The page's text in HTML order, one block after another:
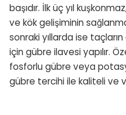
başıdır. İlk üç yıl
ve kök gelişiminin
sonraki yıllarda ise
için gübre ilavesi yapılır.
fosforlu gübre veya
gübre tercihi ile kaliteli ve